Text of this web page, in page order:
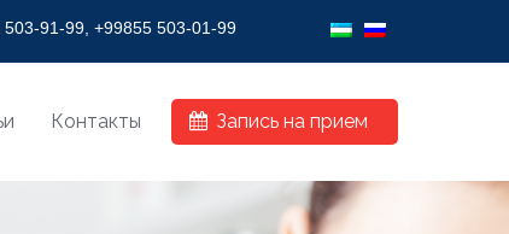
503-91-99, +99855 503-01-99
Контакты Запись на прием